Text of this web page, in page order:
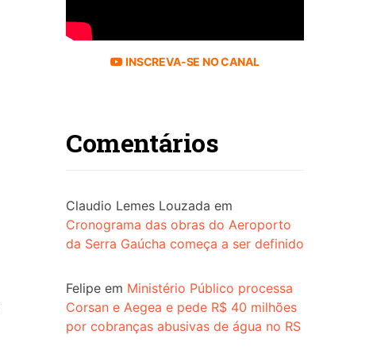
INSCREVA-SE NO CANAL
Comentários
Claudio Lemes Louzada em
Cronograma das obras do Aeroporto
da Serra Gaúcha começa a ser definido
Felipe em Ministério Público processa
Corsan e Aegea e pede R$ 40 milhões
por cobranças abusivas de água no RS